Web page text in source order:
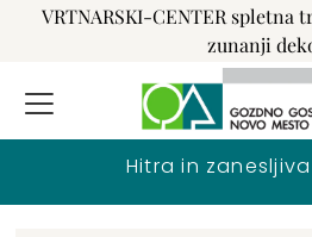
Preskoči na vsebino
VRTNARSKI-CENTER
zunanji
Hitra in